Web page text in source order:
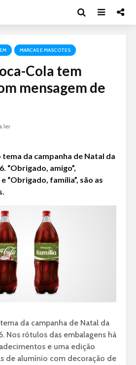
MARCAS E MASCOTES
Cola tem
mensagem de
ler
tema da campanha de Natal da
“Obrigado, amigo”,
“Obrigado, família”, são as
da campanha de Natal da
Nos rótulos das embalagens há
e uma edição
de alumínio com decoração de